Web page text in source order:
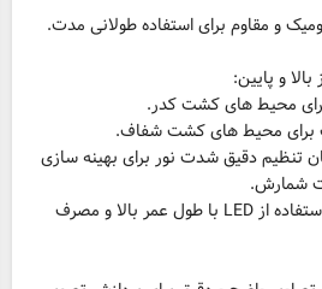
و مقاوم برای استفاده طولانی مدت.
تنظیم دقیق شدت نور برای بهینه سازی
تکنولوژی نورپردازی LED: استفاده از LED با طول عمر بالا و مصرف